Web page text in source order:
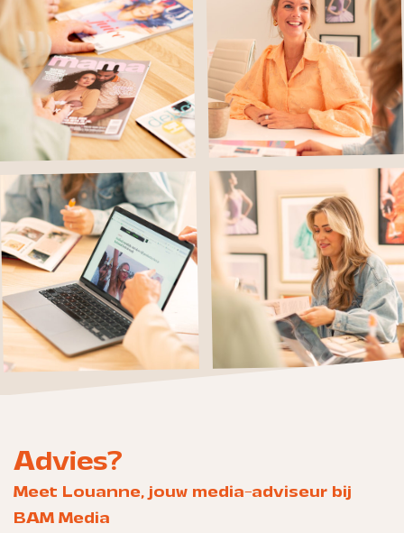
Advies?
Meet Louanne, jouw media-adviseur bij
BAM Media